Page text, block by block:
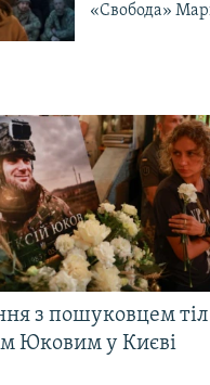
«Свобода»
з пошуковцем тіл
Юковим у Києві